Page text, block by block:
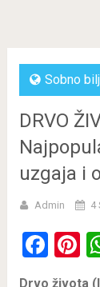
Sobno
DRVO
uzgaja i
Admin 4
Drvo života